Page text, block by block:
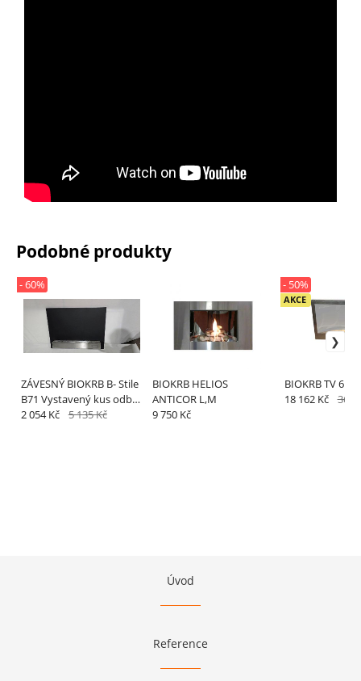
Podobné produkty
ZÁVESNÝ BIOKRB B- Stile
B71 Vystavený kus odber
v predajni Bratislava
- 60%
2 054 Kč 5 135 Kč
BIOKRB HELIOS
ANTICOR L,M
9 750 Kč
BIOKRB TV 6
AKCE
- 50%
18 162 Kč 36
Úvod
Reference